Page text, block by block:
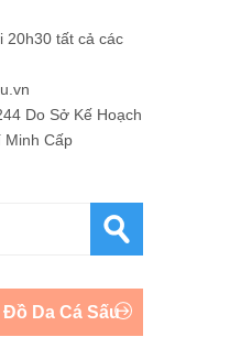
tất cả các
Do Sở Kế Hoạch
Minh Cấp
Da Cá Sấu